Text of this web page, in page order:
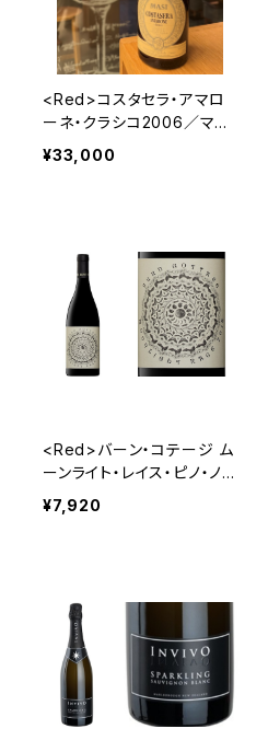
<Red>コスタセラ・アマロ
ーネ・クラシコ2006／マァ
ジ
¥33,000
<Red>バーン・コテージ ム
ーンライト・レイス・ピノ・ノワ
ール
¥7,920